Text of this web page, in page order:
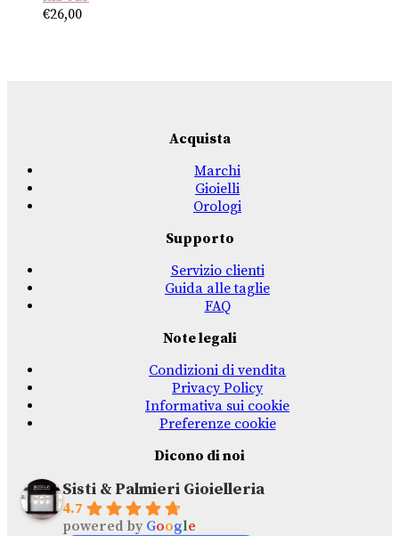
€26,00
Acquista
Marchi
Gioielli
Orologi
Supporto
Servizio clienti
Guida alle taglie
FAQ
Note legali
Condizioni di vendita
Privacy Policy
Informativa sui cookie
Preferenze cookie
Dicono di noi
Sisti & Palmieri Gioielleria
4.7
powered by Google